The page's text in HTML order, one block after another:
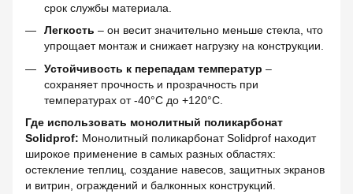
срок службы материала.
Легкость – он весит значительно меньше стекла, что
упрощает монтаж и снижает нагрузку на конструкции.
Устойчивость к перепадам температур –
сохраняет прочность и прозрачность при
температурах от -40°C до +120°C.
Где использовать монолитный поликарбонат
Solidprof: Монолитный поликарбонат Solidprof находит
широкое применение в самых разных областях:
остекление теплиц, создание навесов, защитных экранов
и витрин, ограждений и балконных конструкций.